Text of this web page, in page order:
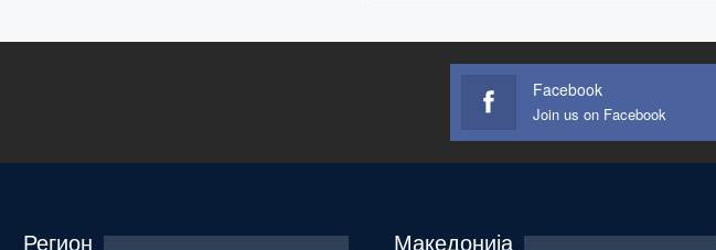
Facebook
Join us on Facebook
Регион Македонија